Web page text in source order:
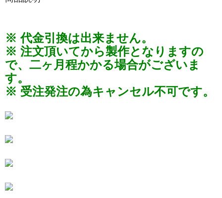
※ 代金引換は出来ません。
※ 注文頂いてから製作となりますの
で、二ヶ月程かかる場合がございま
す。
※ 受注発注の為キャンセル不可です。